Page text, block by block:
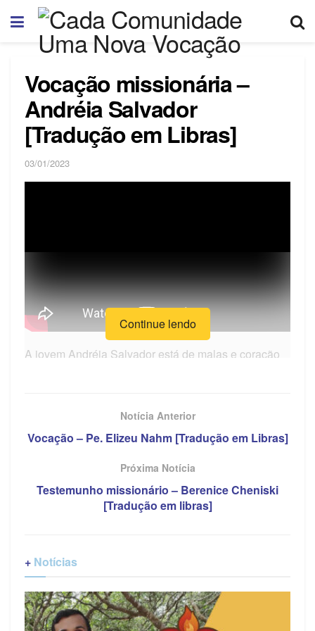
Vocação missionária –
Andréia Salvador
[Tradução em Libras]
03/01/2023
A jovem Andréia Salvador está de malas e coração
Continue lendo
Notícia Anterior
Vocação – Pe. Elizeu Nahm [Tradução em Libras]
Próxima Notícia
Testemunho missionário – Berenice Cheniski
[Tradução em libras]
+ Notícias